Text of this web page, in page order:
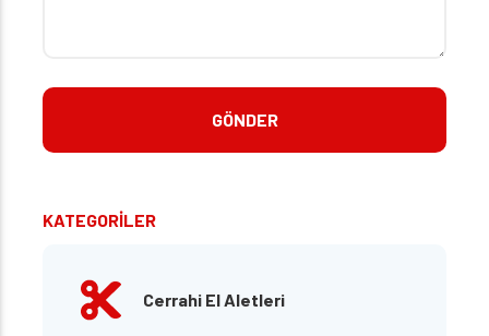
KATEGORİLER
Cerrahi El Aletleri